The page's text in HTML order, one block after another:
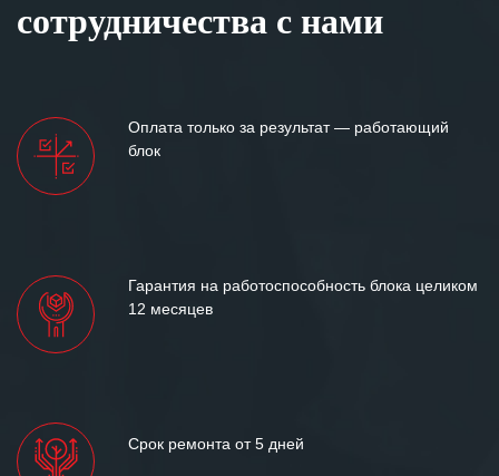
сотрудничества с нами
Оплата только за результат — работающий
блок
Гарантия на работоспособность блока целиком
12 месяцев
Срок ремонта от 5 дней